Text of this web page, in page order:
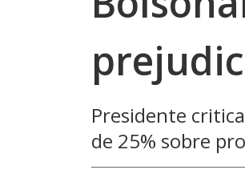
Presidente
de 25% sobre